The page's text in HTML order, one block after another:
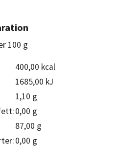
100 g
400,00 kcal
1685,00 kJ
1,10 g
0,00 g
87,00 g
0,00 g